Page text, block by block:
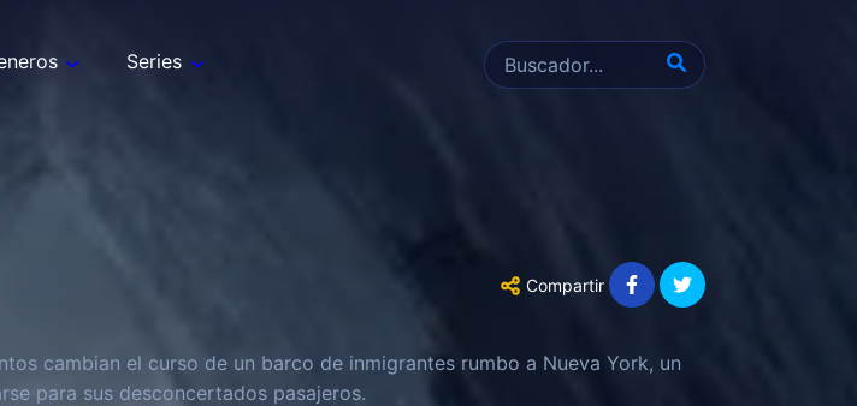
Series
Compartir
cambian el curso de un barco de inmigrantes rumbo a Nueva York, un
para sus desconcertados pasajeros.